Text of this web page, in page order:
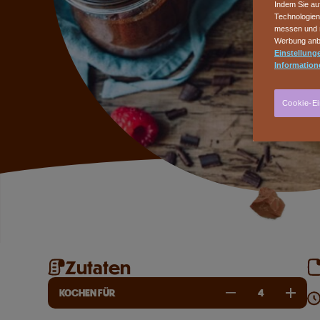
Zutaten
KOCHEN FÜR
Indem Sie
messen und
Werbung
Cookie-